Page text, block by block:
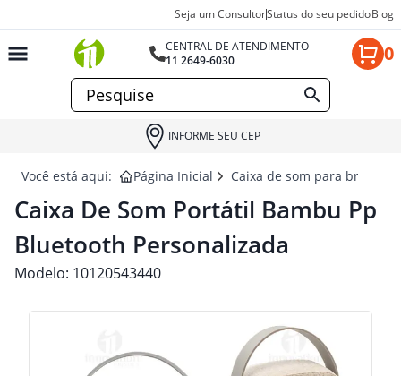
Seja um ConsultorStatus do seu pedidoBlog
CENTRAL DE ATENDIMENTO
11 2649-6030
0
INFORME SEU CEP
Você está aqui: Página Inicial Caixa de som para brindes
Caixa De Som Portátil Bambu Pp
Bluetooth Personalizada
Modelo: 10120543440